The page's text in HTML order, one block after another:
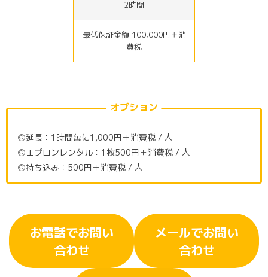
2時間
最低保証金額 100,000円＋消
費税
オプション
◎延長：1時間毎に1,000円＋消費税 / 人
◎エプロンレンタル：1枚500円＋消費税 / 人
◎持ち込み：500円＋消費税 / 人
お電話でお問い
合わせ
メールでお問い
合わせ